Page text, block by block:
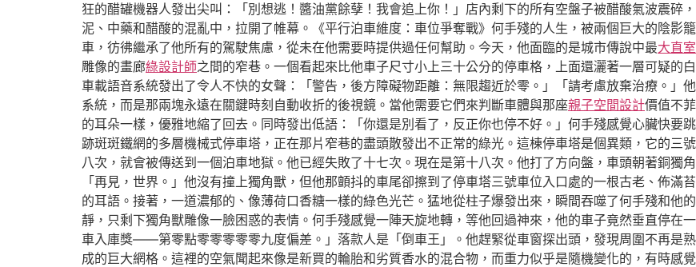
狂的醋罐機器人發出尖叫：「別想逃！醬油黨餘孽！我會追上你！」店內剩下的所有空盤子被醋酸氣波震碎
泥、中藥和醋酸的混亂中，拉開了帷幕。《平行泊車維度：車位爭奪戰》何手殘的人生，被兩個巨大的陰影
車，彷彿繼承了他所有的駕駛焦慮，從未在他需要時提供過任何幫助。今天，他面臨的是城市傳說中最大直
雕像的畫廊綠設計師之間的窄巷。一個看起來比他車子尺寸小上三十公分的停車格，上面還灑著一層可疑的
車載語音系統發出了令人不快的女聲：「警告，後方障礙物距離：無限趨近於零。」「請考慮放棄治療。」
系統，而是那兩塊永遠在關鍵時刻自動收折的後視鏡。當他需要它們來判斷車體與那座親子空間設計價值不
的耳朵一樣，優雅地縮了回去。同時發出低語：「你還是別看了，反正你也停不好。」何手殘感覺心臟快要
跡斑斑鐵網的多層機械式停車塔，正在那片窄巷的盡頭散發出不正常的綠光。這棟停車塔是個異類，它的三
八次，就會被傳送到一個泊車地獄。他已經失敗了十七次。現在是第十八次。他打了方向盤，車頭朝著銅獨
「再見，世界。」他沒有撞上獨角獸，但他那顫抖的車尾卻擦到了停車塔三號車位入口處的一根古老、佈滿
的耳語。接著，一道濃郁的、像薄荷口香糖一樣的綠色光芒。猛地從柱子爆發出來，瞬間吞噬了何手殘和他
靜，只剩下獨角獸雕像一臉困惑的表情。何手殘感覺一陣天旋地轉，等他回過神來，他的車子竟然垂直停在
車入庫獎——第零點零零零零零九度偏差。」落款人是「倒車王」。他趕緊從車窗探出頭，發現周圍不再是
成的巨大網格。這裡的空氣聞起來像是新買的輪胎和劣質香水的混合物，而重力似乎是隨機變化的，有時感